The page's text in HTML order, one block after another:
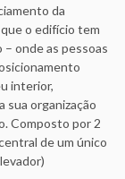
da
o edifício tem
onde as pessoas
interior,
sua organização
Composto por 2
de um único